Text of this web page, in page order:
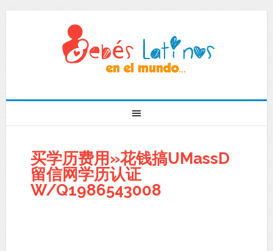
买学历费用»花钱搞UMassD
留信网学历认证
W/Q1986543008